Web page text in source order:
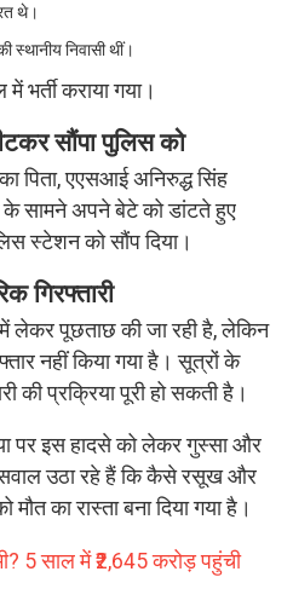
थे।
स्थानीय निवासी थीं।
भर्ती कराया गया।
सौंपा पुलिस को
पिता, एएसआई अनिरुद्ध सिंह
के सामने अपने बेटे को डांटते हुए
स्टेशन को सौंप दिया।
गिरफ्तारी
में लेकर पूछताछ की जा रही है, लेकिन
नहीं किया गया है। सूत्रों के
की प्रक्रिया पूरी हो सकती है।
पर इस हादसे को लेकर गुस्सा और
उठा रहे हैं कि कैसे रसूख और
का रास्ता बना दिया गया है।
5 साल में ₹2,645 करोड़ पहुंची